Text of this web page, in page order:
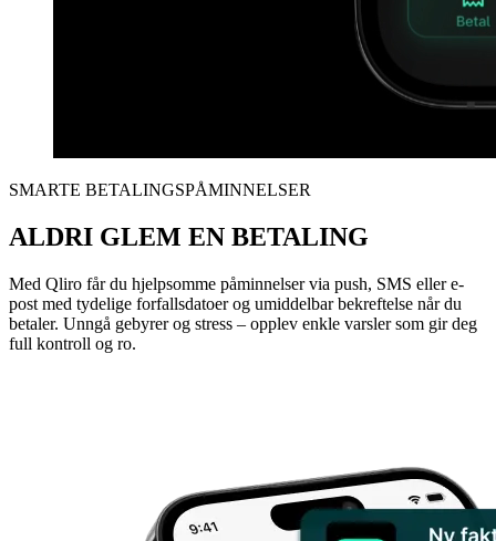
SMARTE BETALINGSPÅMINNELSER
ALDRI GLEM EN BETALING
Med Qliro får du hjelpsomme påminnelser via push, SMS eller e-
post med tydelige forfallsdatoer og umiddelbar bekreftelse når du
betaler. Unngå gebyrer og stress – opplev enkle varsler som gir deg
full kontroll og ro.